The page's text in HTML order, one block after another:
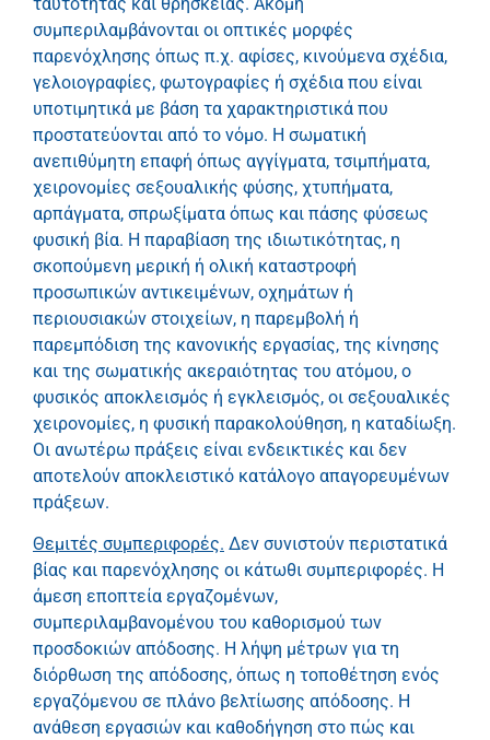
συμπεριλαμβάνονται οι οπτικές μορφές
παρενόχλησης όπως π.χ. αφίσες, κινούμενα σχέδια,
γελοιογραφίες, φωτογραφίες ή σχέδια που είναι
υποτιμητικά με βάση τα χαρακτηριστικά που
προστατεύονται από το νόμο. Η σωματική
ανεπιθύμητη επαφή όπως αγγίγματα, τσιμπήματα,
χειρονομίες σεξουαλικής φύσης, χτυπήματα,
αρπάγματα, σπρωξίματα όπως και πάσης φύσεως
φυσική βία. Η παραβίαση της ιδιωτικότητας, η
σκοπούμενη μερική ή ολική καταστροφή
προσωπικών αντικειμένων, οχημάτων ή
περιουσιακών στοιχείων, η παρεμβολή ή
παρεμπόδιση της κανονικής εργασίας, της κίνησης
και της σωματικής ακεραιότητας του ατόμου, ο
φυσικός αποκλεισμός ή εγκλεισμός, οι σεξουαλικές
χειρονομίες, η φυσική παρακολούθηση, η καταδίωξη.
Οι ανωτέρω πράξεις είναι ενδεικτικές και δεν
αποτελούν αποκλειστικό κατάλογο απαγορευμένων
πράξεων.
Θεμιτές συμπεριφορές. Δεν συνιστούν περιστατικά
βίας και παρενόχλησης οι κάτωθι συμπεριφορές. Η
άμεση εποπτεία εργαζομένων,
συμπεριλαμβανομένου του καθορισμού των
προσδοκιών απόδοσης. Η λήψη μέτρων για τη
διόρθωση της απόδοσης, όπως η τοποθέτηση ενός
εργαζόμενου σε πλάνο βελτίωσης απόδοσης. Η
ανάθεση εργασιών και καθοδήγηση στο πώς και